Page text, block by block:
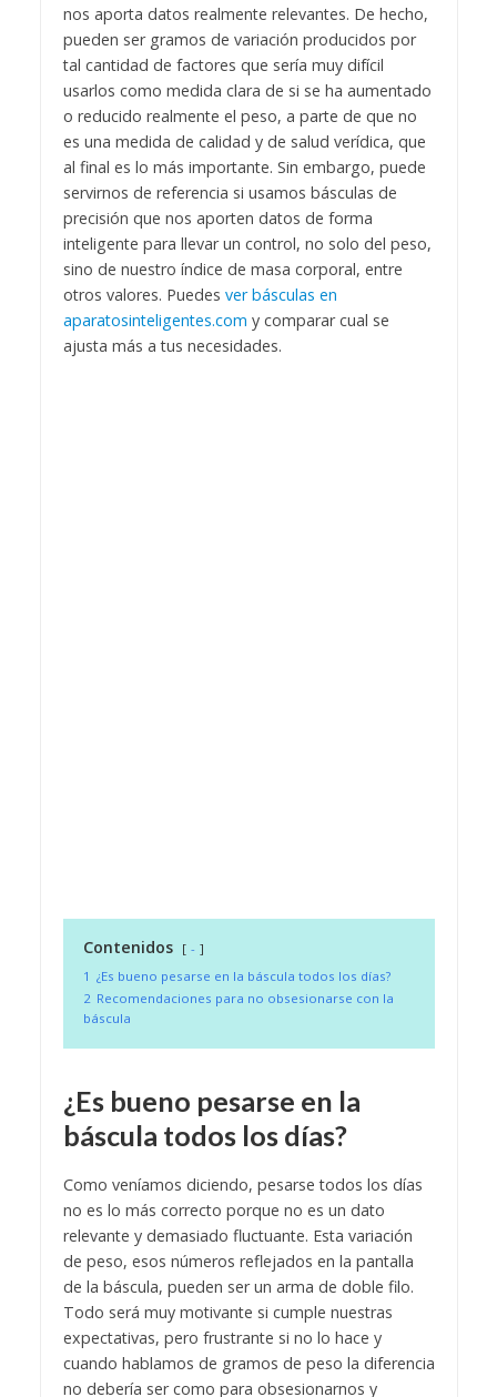
nos aporta datos realmente relevantes. De hecho,
pueden ser gramos de variación producidos por
tal cantidad de factores que sería muy difícil
usarlos como medida clara de si se ha aumentado
o reducido realmente el peso, a parte de que no
es una medida de calidad y de salud verídica, que
al final es lo más importante. Sin embargo, puede
servirnos de referencia si usamos básculas de
precisión que nos aporten datos de forma
inteligente para llevar un control, no solo del peso,
sino de nuestro índice de masa corporal, entre
otros valores. Puedes ver básculas en
aparatosinteligentes.com y comparar cual se
ajusta más a tus necesidades.
Contenidos
-
1 ¿Es bueno pesarse en la báscula todos los días?
2 Recomendaciones para no obsesionarse con la
báscula
¿Es bueno pesarse en la
báscula todos los días?
Como veníamos diciendo, pesarse todos los días
no es lo más correcto porque no es un dato
relevante y demasiado fluctuante. Esta variación
de peso, esos números reflejados en la pantalla
de la báscula, pueden ser un arma de doble filo.
Todo será muy motivante si cumple nuestras
expectativas, pero frustrante si no lo hace y
cuando hablamos de gramos de peso la diferencia
no debería ser como para obsesionarnos y